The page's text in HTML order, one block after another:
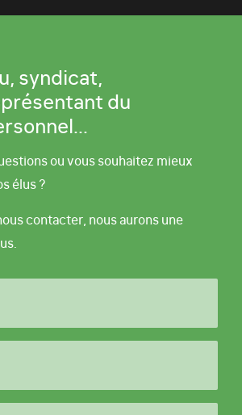
syndicat,
du
ou vous souhaitez mieux
élus ?
contacter, nous aurons une